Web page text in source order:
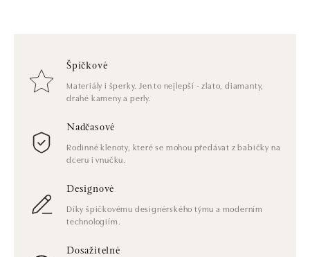
Špičkové
Materiály i šperky. Jen to nejlepší - zlato, diamanty,
drahé kameny a perly.
Nadčasové
Rodinné klenoty, které se mohou předávat z babičky na
dceru i vnučku.
Designové
Díky špičkovému designérského týmu a moderním
technologiím.
Dosažitelné